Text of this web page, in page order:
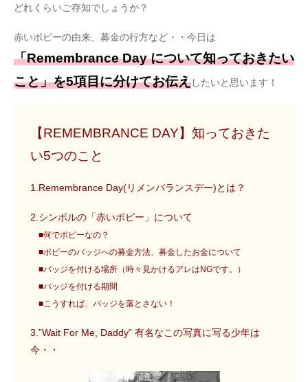
どれくらいご存知でしょうか？
赤いポピーの由来、募金の行方など・・今日は
「Remembrance Day について知っておきたい
こと」を5項目に分けてお伝えしたいと思います！
【REMEMBRANCE DAY】知っておきた
い5つのこと
1.Remembrance Day(リメンバランスデー)とは？
2.シンボルの「赤いポピー」について
■何でポピーなの？
■ポピーのバッジへの募金方法、募金したお金について
■バッジを付ける場所（時々見かけるアレはNGです。）
■バッジを付ける期間
■こうすれば、バッジを落とさない！
3.”Wait For Me, Daddy” 有名なこの写真に写る少年は
今・・